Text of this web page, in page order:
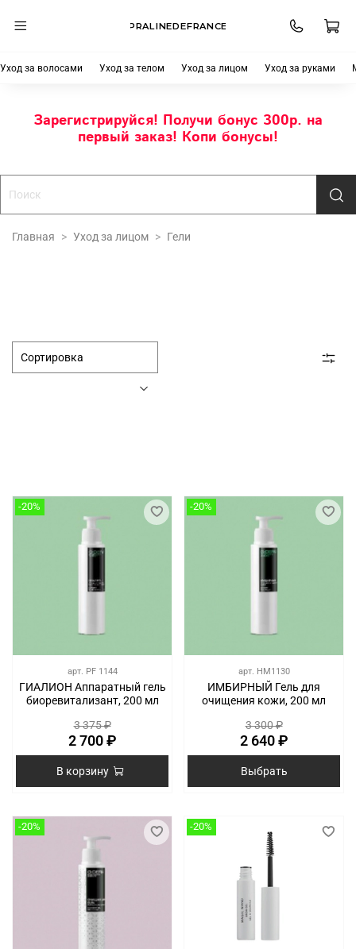
PRALINEDEFRANCE
Уход за волосами Уход за телом Уход за лицом Уход за руками
Зарегистрируйся! Получи бонус 300р. на
первый заказ! Копи бонусы!
Главная Уход за лицом Гели
-20%
арт. PF 1144
ГИАЛИОН Аппаратный гель
биоревитализант, 200 мл
3 375 ₽
2 700 ₽
В корзину
-20%
арт. HM1130
ИМБИРНЫЙ Гель для
очищения кожи, 200 мл
3 300 ₽
2 640 ₽
Выбрать
-20% -20%